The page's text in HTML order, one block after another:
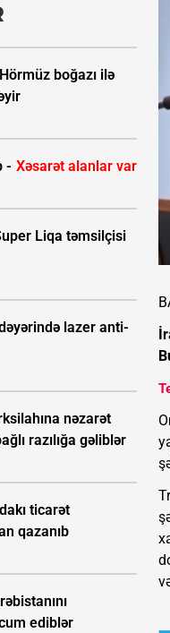
boğazı ilə
- Xəsarət alanlar var
Liqa təmsilçisi
lazer anti-
nəzarət
razılığa gəliblər
ticarət
qazanıb
ediblər